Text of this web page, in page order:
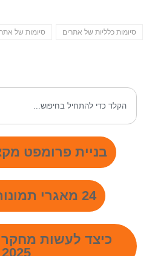
סיומות כלליות של אתרים סיומות של
בניית פרומפט
24 מאגרי תמונות מומלצים
כיצד לעשות
2025